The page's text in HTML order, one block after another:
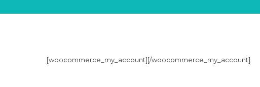
[woocommerce_my_account][/woocommerce_my_account]